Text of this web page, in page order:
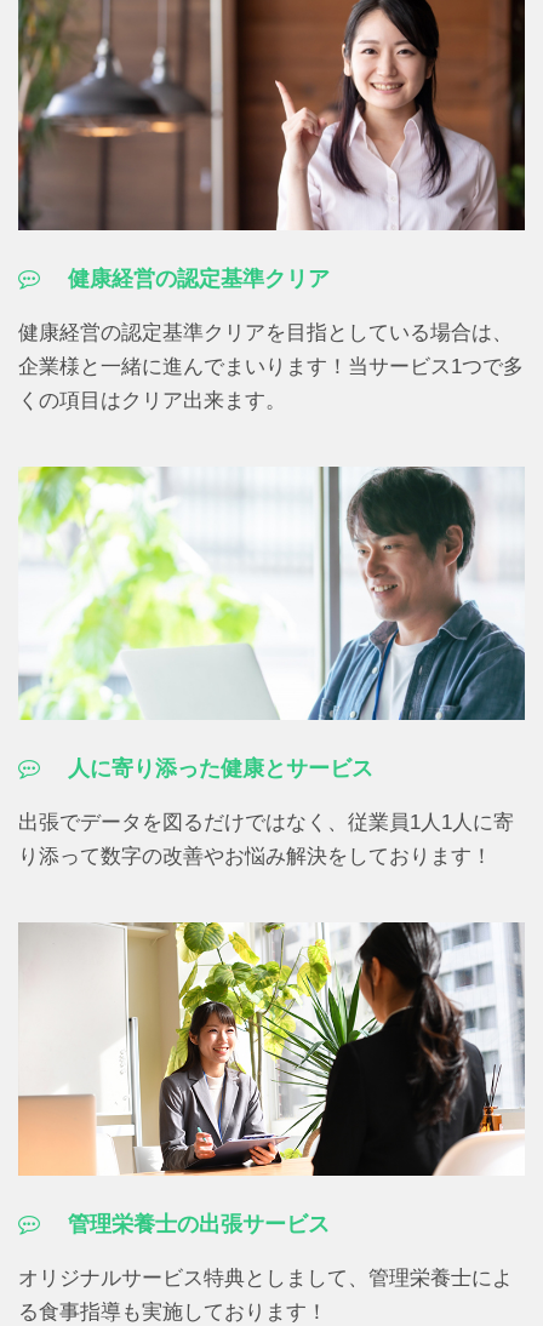
健康経営の認定基準クリア
健康経営の認定基準クリアを目指としている場合は、
企業様と一緒に進んでまいります！当サービス1つで多
くの項目はクリア出来ます。
人に寄り添った健康とサービス
出張でデータを図るだけではなく、従業員1人1人に寄
り添って数字の改善やお悩み解決をしております！
管理栄養士の出張サービス
オリジナルサービス特典としまして、管理栄養士によ
る食事指導も実施しております！